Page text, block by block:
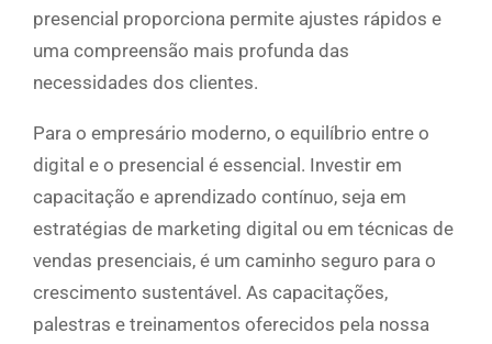
presencial proporciona permite ajustes rápidos e
uma compreensão mais profunda das
necessidades dos clientes.
Para o empresário moderno, o equilíbrio entre o
digital e o presencial é essencial. Investir em
capacitação e aprendizado contínuo, seja em
estratégias de marketing digital ou em técnicas de
vendas presenciais, é um caminho seguro para o
crescimento sustentável. As capacitações,
palestras e treinamentos oferecidos pela nossa